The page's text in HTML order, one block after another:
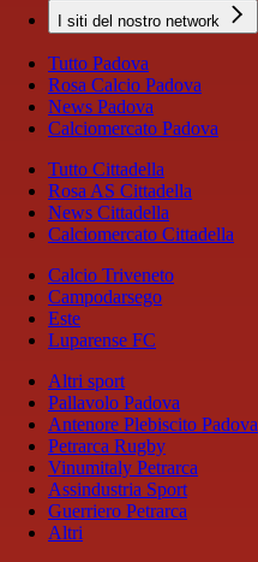
I siti del nostro network
Tutto Padova
Rosa Calcio Padova
News Padova
Calciomercato Padova
Tutto Cittadella
Rosa AS Cittadella
News Cittadella
Calciomercato Cittadella
Calcio Triveneto
Campodarsego
Este
Luparense FC
Altri sport
Pallavolo Padova
Antenore Plebiscito Padova
Petrarca Rugby
Vinumitaly Petrarca
Assindustria Sport
Guerriero Petrarca
Altri